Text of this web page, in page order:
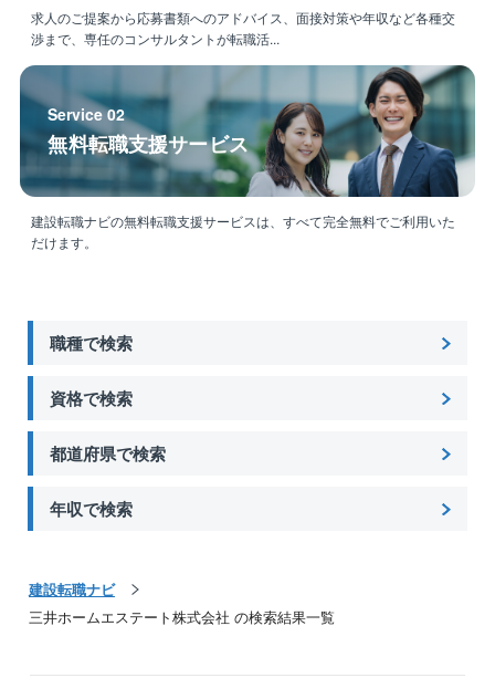
16:00 帰社 事務作業（敷金計算など）
18:30 退社
【入社後のフォロー体制◎】
■入社後は、約3日間かけて会社概要・システムなどを
座学でレクチャー。
その後は、配属先で先輩メンバーと一緒に、実務を通
じてデータベースの使い方などを覚えていきます。
業務進捗も共有していますので、困っていることがあ
アドバイスし合うような高め合う文化もありますの
す。
【働きやすい環境です】
同社ではフレックスタイム制度を導入しており、お仕
出先付近のグループ企業のサテライトオフィスを利用
できるなど、柔軟な働き方ができます。
求人のご提案から応募書類へのアドバイス、面接対策や年収など各種交
渉まで、専任のコンサルタントが転職活...
Service 02
無料転職支援サービス
建設転職ナビの無料転職支援サービスは、すべて完全無料でご利用いた
だけます。
職種で検索
資格で検索
都道府県で検索
年収で検索
建設転職ナビ
三井ホームエステート株式会社 の検索結果一覧